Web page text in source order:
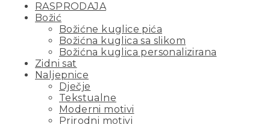
RASPRODAJA
Božić
Božićne kuglice pića
Božićna kuglica sa slikom
Božićna kuglica personalizirana
Zidni sat
Naljepnice
Dječje
Tekstualne
Moderni motivi
Prirodni motivi